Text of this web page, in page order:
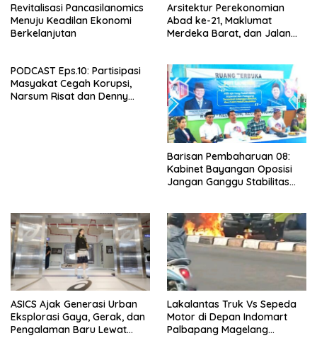
Revitalisasi Pancasilanomics
Menuju Keadilan Ekonomi
Berkelanjutan
Arsitektur Perekonomian
Abad ke-21, Maklumat
Merdeka Barat, dan Jalan
PODCAST Eps.10: Partisipasi
Masyakat Cegah Korupsi,
Narsum Risat dan Denny
Barisan Pembaharuan 08:
Kabinet Bayangan Oposisi
Jangan Ganggu Stabilitas
ASICS Ajak Generasi Urban
Eksplorasi Gaya, Gerak, dan
Pengalaman Baru Lewat
Lakalantas Truk Vs Sepeda
Motor di Depan Indomart
Palbapang Magelang